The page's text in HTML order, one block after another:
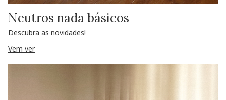
Neutros nada básicos
Descubra as novidades!
Vem ver